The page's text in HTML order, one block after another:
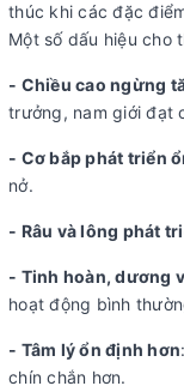
thúc khi các đặc
Một số dấu hiệu cho
- Chiều cao ngừng
trưởng, nam giới đạt
- Cơ bắp phát triển
nở.
- Râu và lông phát
- Tinh hoàn, dương
hoạt động bình
- Tâm lý ổn định hơn
chín chắn hơn.